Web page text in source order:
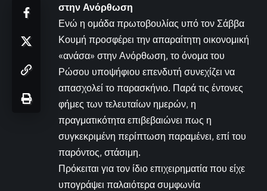
στην Ανόρθωση
Ενώ η ομάδα πρωτοβουλίας υπό τον Σάββα
Κουμή προσφέρει την απαραίτητη οικονομική
«ανάσα» στην Ανόρθωση, το όνομα του
Ρώσου υποψήφιου επενδυτή συνεχίζει να
απασχολεί το παρασκήνιο. Παρά τις έντονες
φήμες των τελευταίων ημερών, η
πραγματικότητα επιβεβαιώνει πως η
συγκεκριμένη περίπτωση παραμένει, επί του
παρόντος, στάσιμη.
Πρόκειται για τον ίδιο επιχειρηματία που είχε
υπογράψει παλαιότερα συμφωνία